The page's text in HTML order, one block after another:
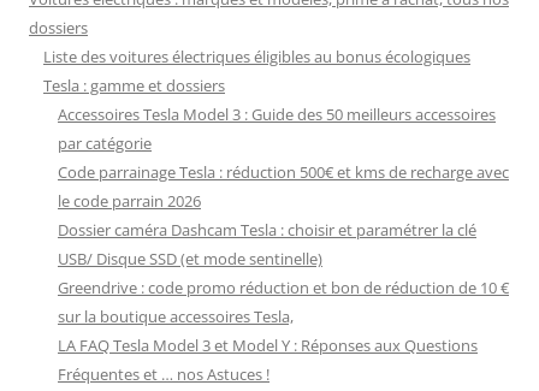
dossiers
Liste des voitures électriques éligibles au bonus écologiques
Tesla : gamme et dossiers
Accessoires Tesla Model 3 : Guide des 50 meilleurs accessoires
par catégorie
Code parrainage Tesla : réduction 500€ et kms de recharge avec
le code parrain 2026
Dossier caméra Dashcam Tesla : choisir et paramétrer la clé
USB/ Disque SSD (et mode sentinelle)
Greendrive : code promo réduction et bon de réduction de 10 €
sur la boutique accessoires Tesla,
LA FAQ Tesla Model 3 et Model Y : Réponses aux Questions
Fréquentes et … nos Astuces !